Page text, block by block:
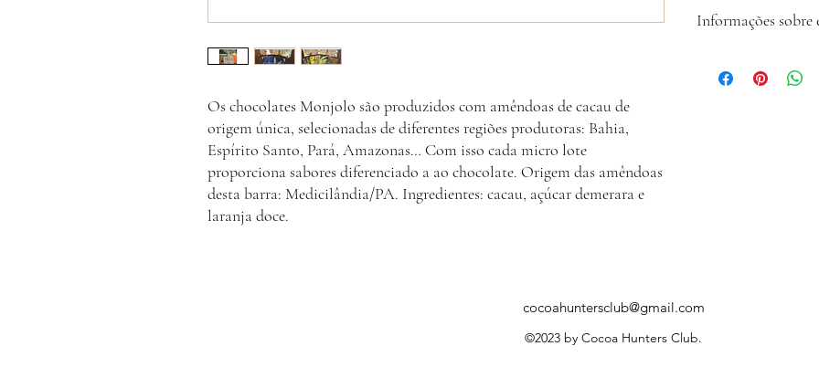
Os chocolates Monjolo são produzidos com amêndoas de cacau de
origem única, selecionadas de diferentes regiões produtoras: Bahia,
Espírito Santo, Pará, Amazonas… Com isso cada micro lote
proporciona sabores diferenciado a ao chocolate. Origem das amêndoas
desta barra: Medicilândia/PA. Ingredientes: cacau, açúcar demerara e
laranja doce.
de origem, qualidade,
Informações sobre
envia o código de
cocoahuntersclub@gmail.com
©2023 by Cocoa Hunters Club.